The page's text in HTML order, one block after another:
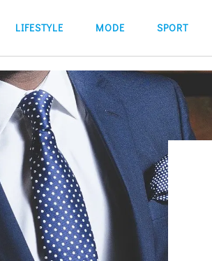
LIFESTYLE MODE SPORT